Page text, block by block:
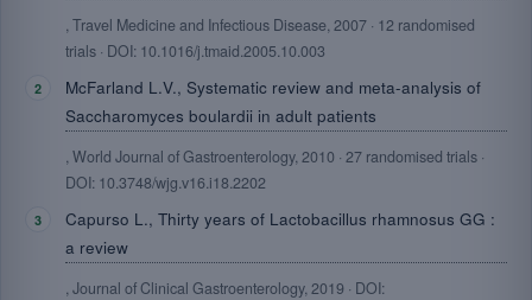
, Travel Medicine and Infectious Disease, 2007 · 12 randomised
trials · DOI: 10.1016/j.tmaid.2005.10.003
McFarland L.V., Systematic review and meta-analysis of
Saccharomyces boulardii in adult patients
, World Journal of Gastroenterology, 2010 · 27 randomised trials ·
DOI: 10.3748/wjg.v16.i18.2202
Capurso L., Thirty years of Lactobacillus rhamnosus GG :
a review
, Journal of Clinical Gastroenterology, 2019 · DOI: